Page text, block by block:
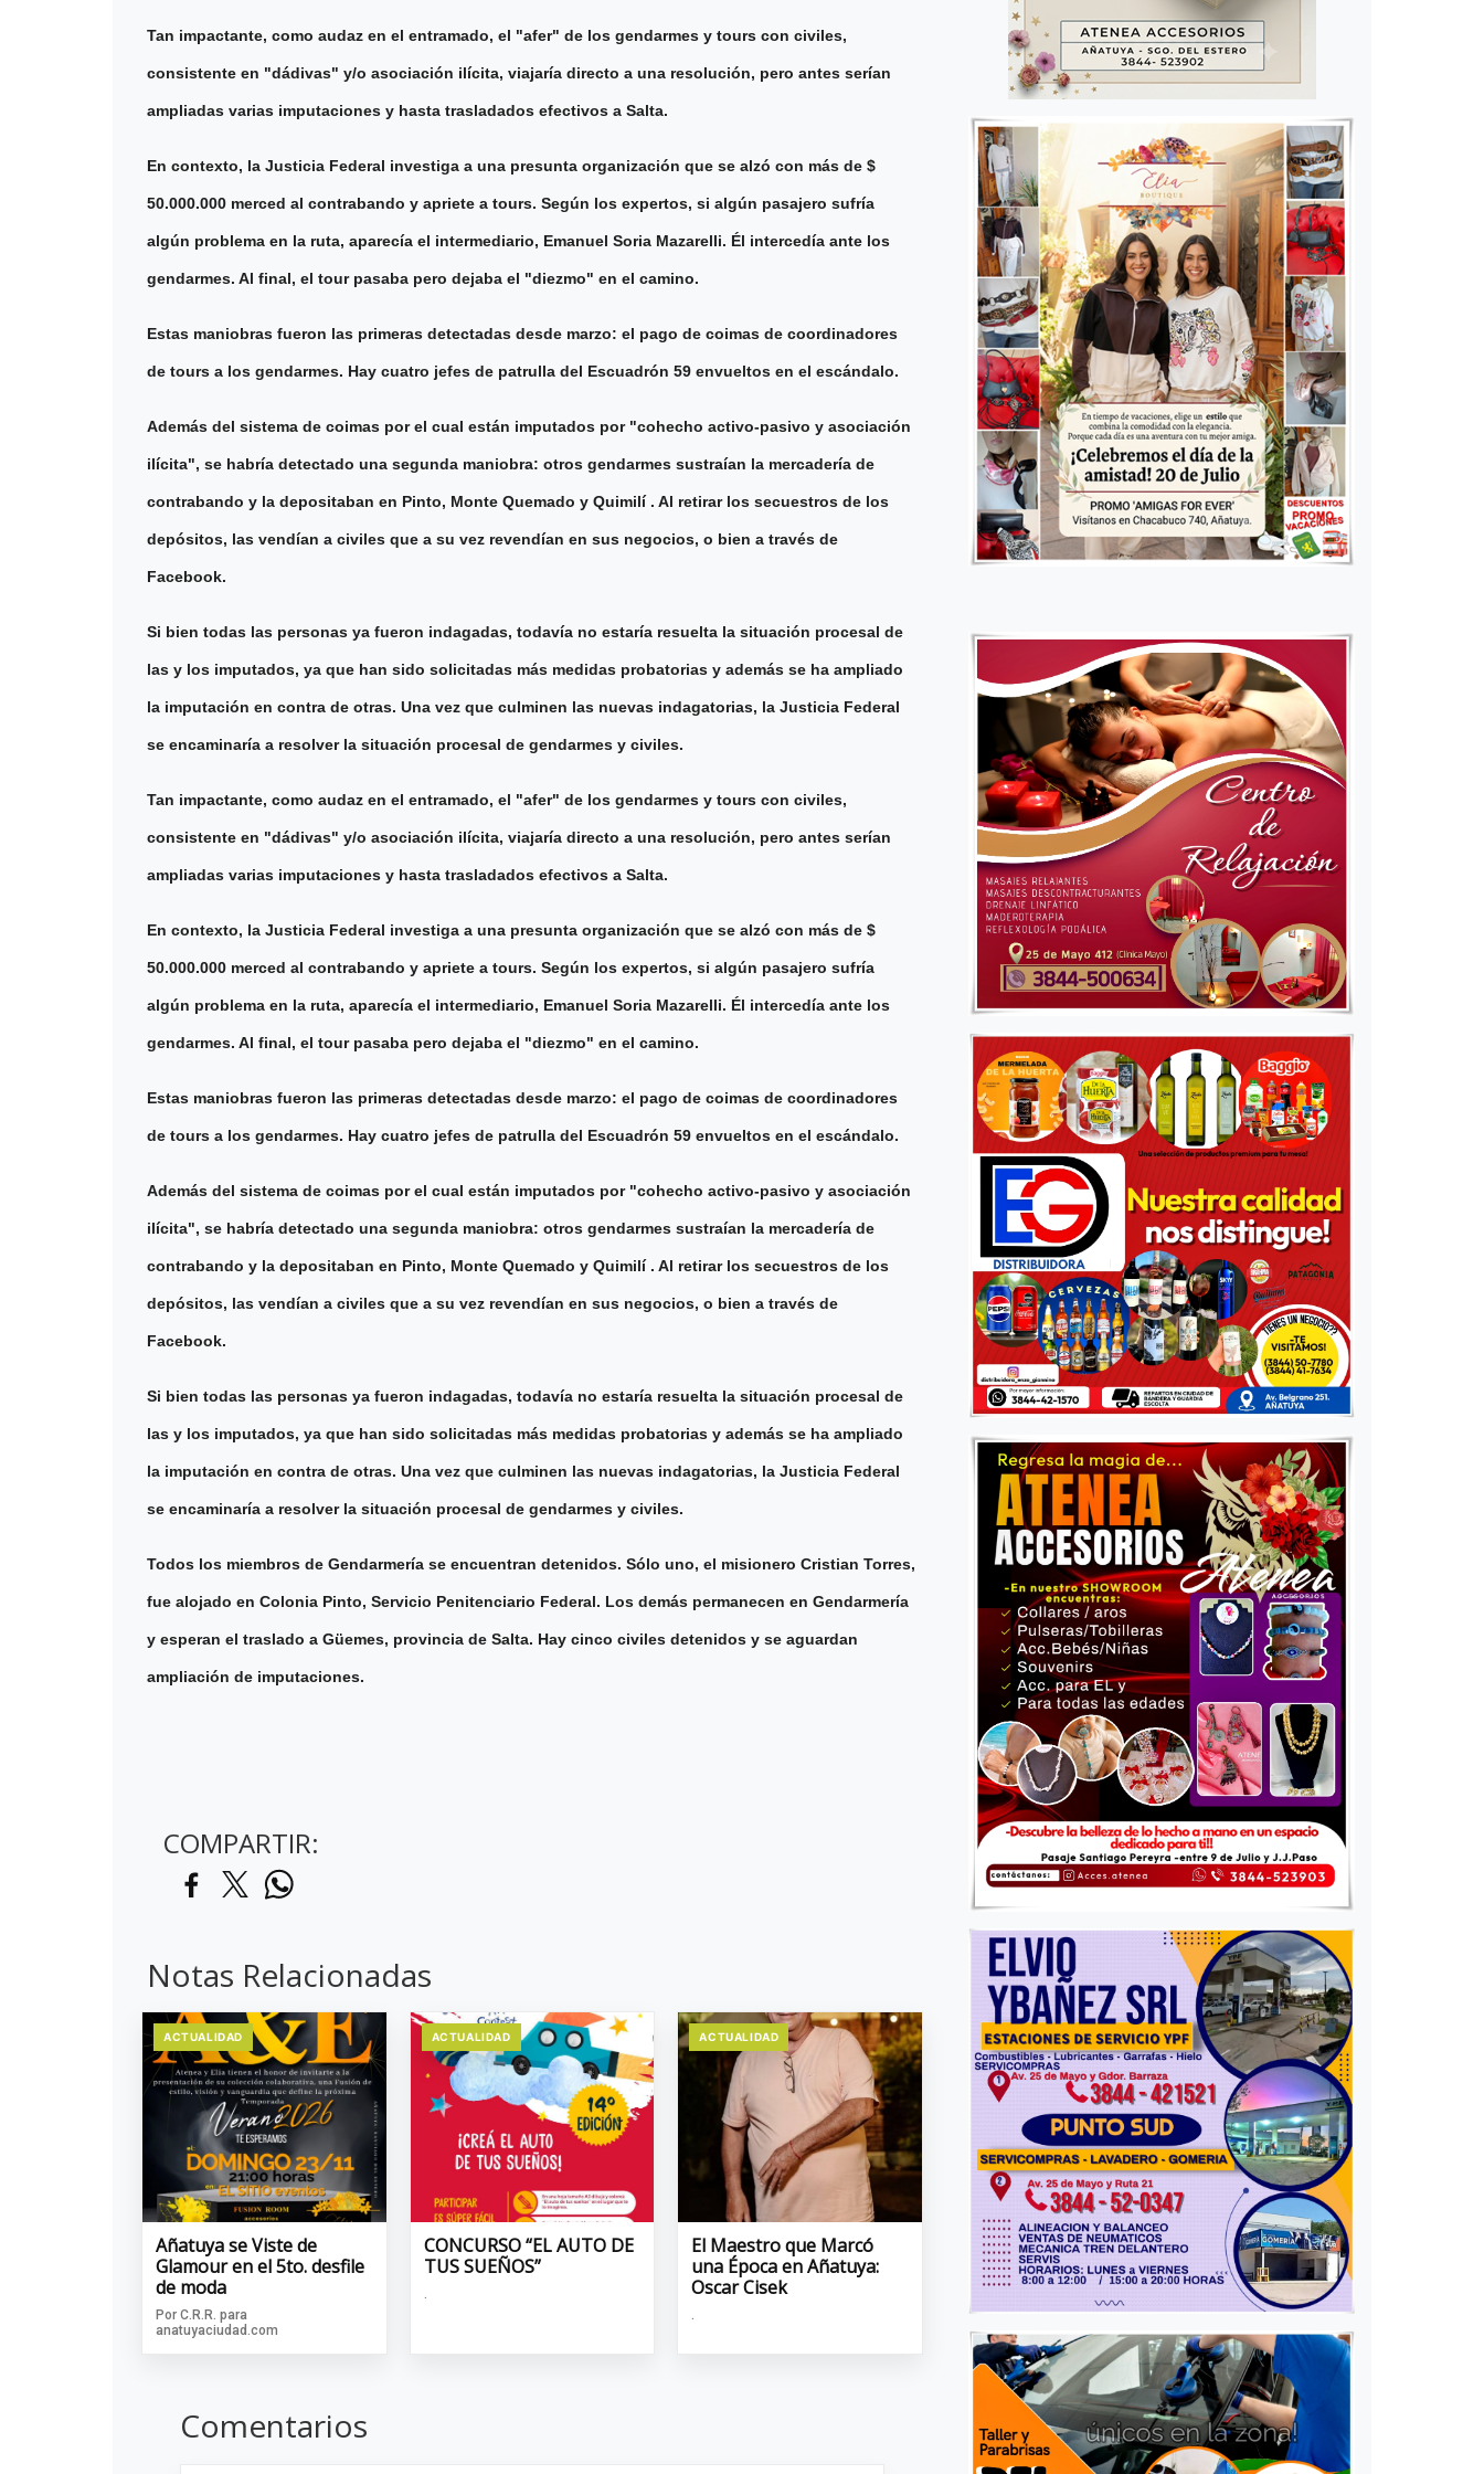
Tan impactante, como audaz en el entramado, el "afer" de los gendarmes y tours con civiles,
consistente en "dádivas" y/o asociación ilícita, viajaría directo a una resolución, pero antes serían
ampliadas varias imputaciones y hasta trasladados efectivos a Salta.
En contexto, la Justicia Federal investiga a una presunta organización que se alzó con más de $
50.000.000 merced al contrabando y apriete a tours. Según los expertos, si algún pasajero sufría
algún problema en la ruta, aparecía el intermediario, Emanuel Soria Mazarelli. Él intercedía ante los
gendarmes. Al final, el tour pasaba pero dejaba el "diezmo" en el camino.
Estas maniobras fueron las primeras detectadas desde marzo: el pago de coimas de coordinadores
de tours a los gendarmes. Hay cuatro jefes de patrulla del Escuadrón 59 envueltos en el escándalo.
Además del sistema de coimas por el cual están imputados por "cohecho activo-pasivo y asociación
ilícita", se habría detectado una segunda maniobra: otros gendarmes sustraían la mercadería de
contrabando y la depositaban en Pinto, Monte Quemado y Quimilí . Al retirar los secuestros de los
depósitos, las vendían a civiles que a su vez revendían en sus negocios, o bien a través de
Facebook.
Si bien todas las personas ya fueron indagadas, todavía no estaría resuelta la situación procesal de
las y los imputados, ya que han sido solicitadas más medidas probatorias y además se ha ampliado
la imputación en contra de otras. Una vez que culminen las nuevas indagatorias, la Justicia Federal
se encaminaría a resolver la situación procesal de gendarmes y civiles.
Tan impactante, como audaz en el entramado, el "afer" de los gendarmes y tours con civiles,
consistente en "dádivas" y/o asociación ilícita, viajaría directo a una resolución, pero antes serían
ampliadas varias imputaciones y hasta trasladados efectivos a Salta.
En contexto, la Justicia Federal investiga a una presunta organización que se alzó con más de $
50.000.000 merced al contrabando y apriete a tours. Según los expertos, si algún pasajero sufría
algún problema en la ruta, aparecía el intermediario, Emanuel Soria Mazarelli. Él intercedía ante los
gendarmes. Al final, el tour pasaba pero dejaba el "diezmo" en el camino.
Estas maniobras fueron las primeras detectadas desde marzo: el pago de coimas de coordinadores
de tours a los gendarmes. Hay cuatro jefes de patrulla del Escuadrón 59 envueltos en el escándalo.
Además del sistema de coimas por el cual están imputados por "cohecho activo-pasivo y asociación
ilícita", se habría detectado una segunda maniobra: otros gendarmes sustraían la mercadería de
contrabando y la depositaban en Pinto, Monte Quemado y Quimilí . Al retirar los secuestros de los
depósitos, las vendían a civiles que a su vez revendían en sus negocios, o bien a través de
Facebook.
Si bien todas las personas ya fueron indagadas, todavía no estaría resuelta la situación procesal de
las y los imputados, ya que han sido solicitadas más medidas probatorias y además se ha ampliado
la imputación en contra de otras. Una vez que culminen las nuevas indagatorias, la Justicia Federal
se encaminaría a resolver la situación procesal de gendarmes y civiles.
Todos los miembros de Gendarmería se encuentran detenidos. Sólo uno, el misionero Cristian Torres,
fue alojado en Colonia Pinto, Servicio Penitenciario Federal. Los demás permanecen en Gendarmería
y esperan el traslado a Güemes, provincia de Salta. Hay cinco civiles detenidos y se aguardan
ampliación de imputaciones.
COMPARTIR:
Notas Relacionadas
ACTUALIDAD
Añatuya se Viste de
Glamour en el 5to. desfile
de moda
Por C.R.R. para
anatuyaciudad.com
ACTUALIDAD
CONCURSO “EL AUTO DE
TUS SUEÑOS”
.
ACTUALIDAD
El Maestro que Marcó
una Época en Añatuya:
Oscar Cisek
.
Comentarios